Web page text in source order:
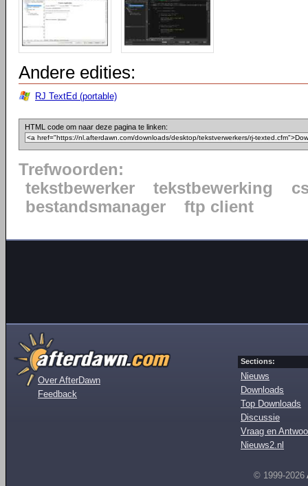
Andere edities:
RJ TextEd (portable)
HTML code om naar deze pagina te linken:
Trefwoorden:
tekstbewerker
tekstbewerking
bestandsmanager
ftp client
Over AfterDawn
Feedback
Sections:
Nieuws
Downloads
Top Downloads
Discussie
Vraag en
Nieuws2.nl
© 1999-2026